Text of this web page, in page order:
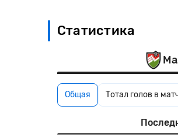
Статистика
Общая Тотал голов в